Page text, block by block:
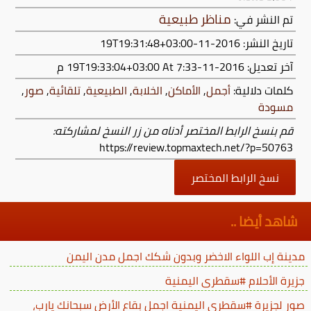
تم النشر في: مناظر طبيعية
تاريخ النشر: 2016-11-19T19:31:48+03:00
آخر تعديل:2016-11-19T19:33:04+03:00
At 7:33 م
كلمات دلالية:أجمل,الأماكن,الخلابة,الطبيعية,تلقائية,صور,
مسودة
قم بنسخ الرابط المختصر أدناه من زر النسخ لمشاركته:
https://review.topmaxtech.net/?p=50763
نسخ الرابط المختصر
شاهد أيضا ..
مدينة إب اللواء الاخضر وبدون شكك اجمل مدن اليمن
جزيرة الأحلام #سقطرى اليمنية
صور لجزيرة #سقطرى اليمنية اجمل بقاع الأرض سبحانك يارب،